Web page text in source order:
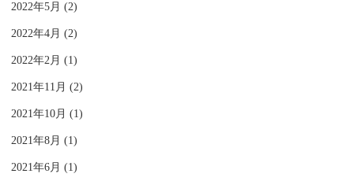
2022年5月 (2)
2022年4月 (2)
2022年2月 (1)
2021年11月 (2)
2021年10月 (1)
2021年8月 (1)
2021年6月 (1)